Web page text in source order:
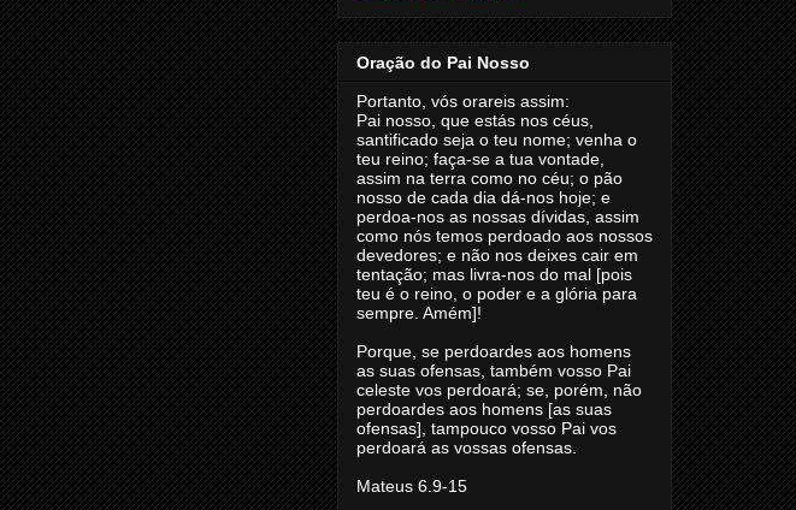
Oração do Pai Nosso
Portanto, vós orareis assim:
Pai nosso, que estás nos céus,
santificado seja o teu nome; venha o
teu reino; faça-se a tua vontade,
assim na terra como no céu; o pão
nosso de cada dia dá-nos hoje; e
perdoa-nos as nossas dívidas, assim
como nós temos perdoado aos nossos
devedores; e não nos deixes cair em
tentação; mas livra-nos do mal [pois
teu é o reino, o poder e a glória para
sempre. Amém]!
Porque, se perdoardes aos homens
as suas ofensas, também vosso Pai
celeste vos perdoará; se, porém, não
perdoardes aos homens [as suas
ofensas], tampouco vosso Pai vos
perdoará as vossas ofensas.
Mateus 6.9-15